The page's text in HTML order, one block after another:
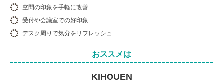
空間の印象を手軽に改善
受付や会議室での好印象
デスク周りで気分をリフレッシュ
おススメは
KIHOUEN